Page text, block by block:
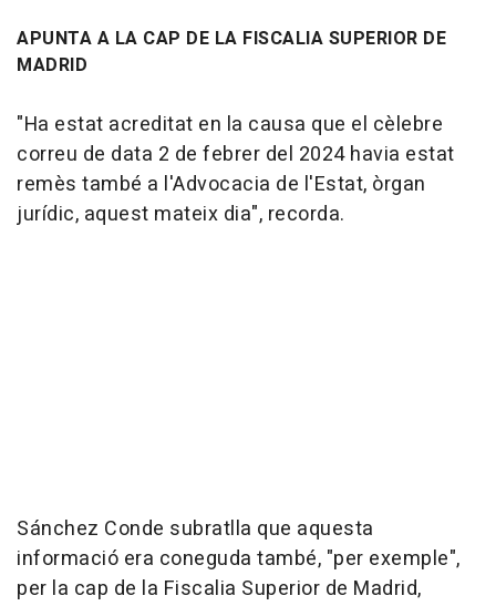
APUNTA A LA CAP DE LA FISCALIA SUPERIOR DE
MADRID
"Ha estat acreditat en la causa que el cèlebre
correu de data 2 de febrer del 2024 havia estat
remès també a l'Advocacia de l'Estat, òrgan
jurídic, aquest mateix dia", recorda.
Sánchez Conde subratlla que aquesta
informació era coneguda també, "per exemple",
per la cap de la Fiscalia Superior de Madrid,